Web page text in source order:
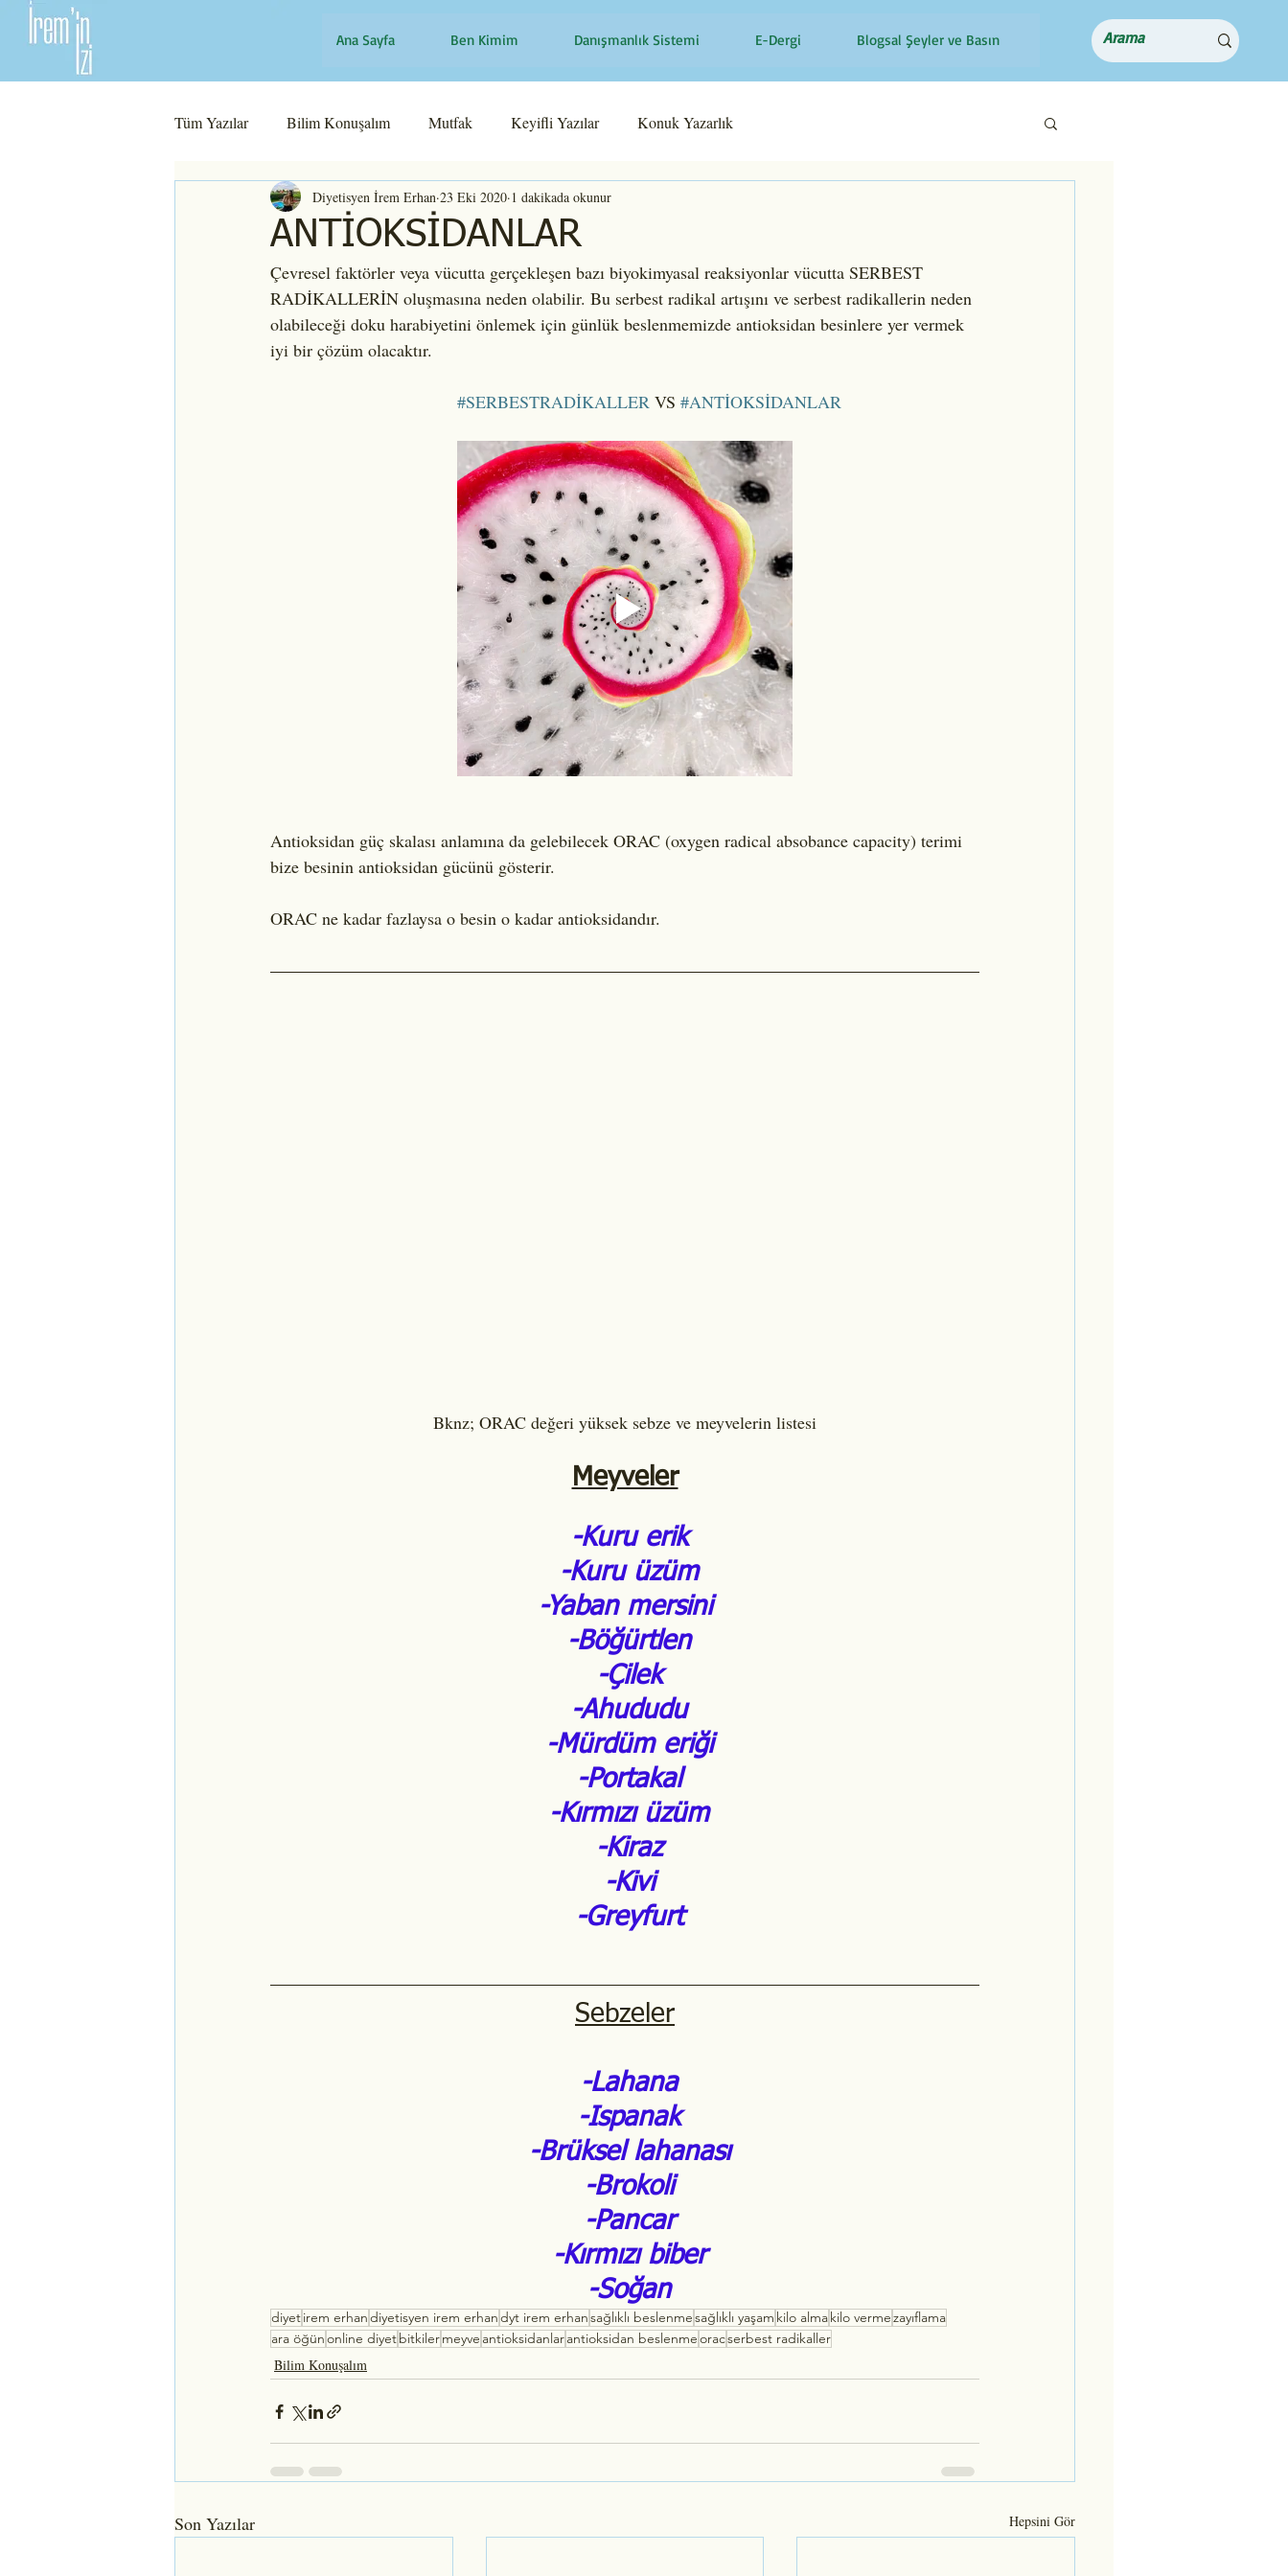
Ana Sayfa Ben Kimim Danışmanlık Sistemi E-Dergi Blogsal Şeyler ve Basın
Tüm Yazılar Bilim Konuşalım Mutfak Keyifli Yazılar Konuk Yazarlık
ANTİOKSİDANLAR
Diyetisyen İrem Erhan 23 Eki 2020 1 dakikada okunur
Çevresel faktörler veya vücutta gerçekleşen bazı biyokimyasal reaksiyonlar vücutta SERBEST
RADİKALLERİN oluşmasına neden olabilir. Bu serbest radikal artışını ve serbest radikallerin neden
olabileceği doku harabiyetini önlemek için günlük beslenmemizde antioksidan besinlere yer vermek
iyi bir çözüm olacaktır.
#SERBESTRADİKALLER VS #ANTİOKSİDANLAR
Antioksidan güç skalası anlamına da gelebilecek ORAC (oxygen radical absobance capacity) terimi
bize besinin antioksidan gücünü gösterir.
ORAC ne kadar fazlaysa o besin o kadar antioksidandır.
Bknz; ORAC değeri yüksek sebze ve meyvelerin listesi
Meyveler
-Kuru erik
-Kuru üzüm
-Yaban mersini
-Böğürtlen
-Çilek
-Ahududu
-Mürdüm eriği
-Portakal
-Kırmızı üzüm
-Kiraz
-Kivi
-Greyfurt
Sebzeler
-Lahana
-Ispanak
-Brüksel lahanası
-Brokoli
-Pancar
-Kırmızı biber
-Soğan
diyetirem erhandiyetisyen irem erhandyt irem erhansağlıklı beslenmesağlıklı yaşam kilo alma kilo vermezayıflama
ara öğünonline diyetbitkilermeyve antioksidanlarantioksidan beslenmeoracserbest radikaller
Bilim Konuşalım
Son Yazılar Hepsini Gör